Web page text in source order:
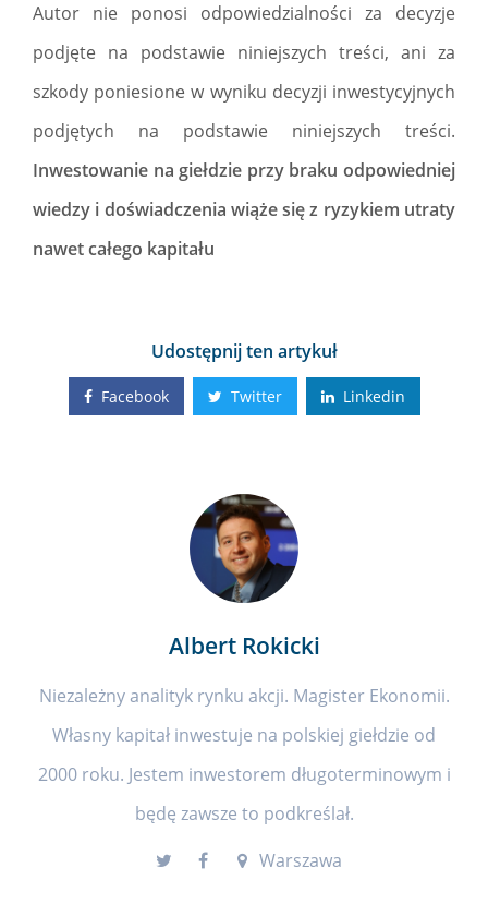
Autor nie ponosi odpowiedzialności za decyzje
podjęte na podstawie niniejszych treści, ani za
szkody poniesione w wyniku decyzji inwestycyjnych
podjętych na podstawie niniejszych treści.
Inwestowanie na giełdzie przy braku odpowiedniej
wiedzy i doświadczenia wiąże się z ryzykiem utraty
nawet całego kapitału
Udostępnij ten artykuł
Facebook Twitter Linkedin
Albert Rokicki
Niezależny analityk rynku akcji. Magister Ekonomii.
Własny kapitał inwestuje na polskiej giełdzie od
2000 roku. Jestem inwestorem długoterminowym i
będę zawsze to podkreślał.
Warszawa